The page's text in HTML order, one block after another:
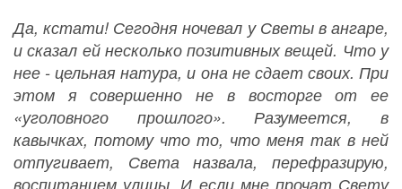
Да, кстати! Сегодня ночевал у Светы в ангаре,
и сказал ей несколько позитивных вещей. Что у
нее - цельная натура, и она не сдает своих. При
этом я совершенно не в восторге от ее
«уголовного прошлого». Разумеется, в
кавычках, потому что то, что меня так в ней
отпугивает, Света назвала, перефразирую,
воспитанием улицы. И если мне прочат Свету